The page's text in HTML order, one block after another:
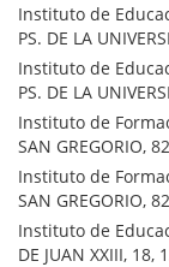
Instituto de
PS. DE LA
Instituto de
PS. DE LA
Instituto de
SAN GREGORIO,
Instituto de
SAN GREGORIO,
Instituto de
DE JUAN XXIII,